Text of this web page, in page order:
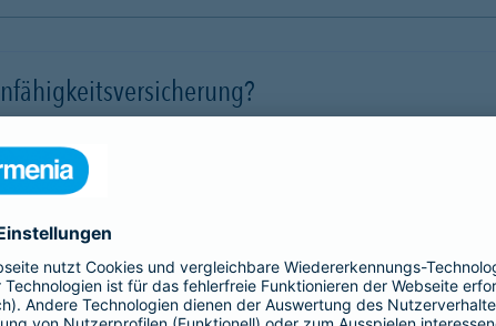
eine Berufsunfähigkeit?